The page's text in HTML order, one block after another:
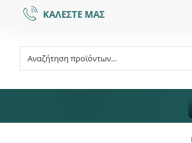
ΚΑΛΕΣΤΕ ΜΑΣ